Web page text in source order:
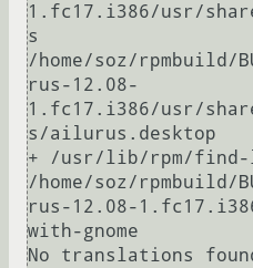
1.fc17.i386/usr/
s
/home/soz/rpmbuild/
rus-12.08-
1.fc17.i386/usr/
s/ailurus.desktop
+ /usr/lib/rpm/find-
/home/soz/rpmbuild/
rus-12.08-
with-gnome
No translations